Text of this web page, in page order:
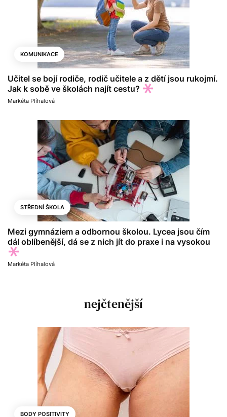
KOMUNIKACE
Učitel se bojí rodiče, rodič učitele a z dětí jsou rukojmí.
Jak k sobě ve školách najít cestu?
Markéta Plíhalová
STŘEDNÍ ŠKOLA
Mezi gymnáziem a odbornou školou. Lycea jsou čím
dál oblíbenější, dá se z nich jít do praxe i na vysokou
Markéta Plíhalová
nejčtenější
BODY POSITIVITY